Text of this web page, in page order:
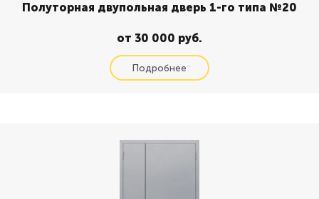
Полуторная двупольная дверь 1-го типа №20
от 30 000 руб.